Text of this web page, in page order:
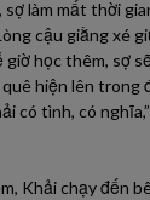
làm mất thời
cậu giằng xé
giờ học thêm, sợ
hiện lên trong
có tình, có
Khải chạy đến